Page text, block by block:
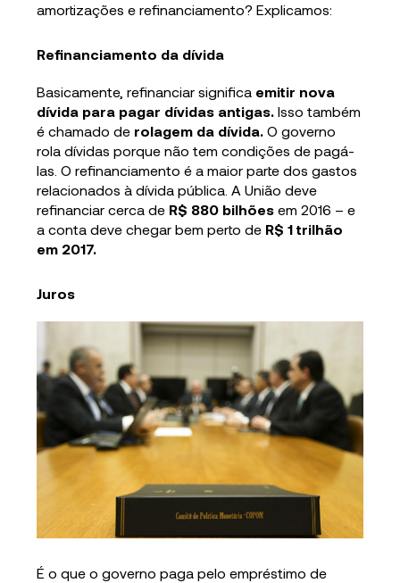
amortizações e refinanciamento? Explicamos:
Refinanciamento da dívida
Basicamente, refinanciar significa emitir nova
dívida para pagar dívidas antigas.Isso também
é chamado de rolagem da dívida.O governo
rola dívidas porque não tem condições de pagá-
las. O refinanciamento é a maior parte dos gastos
relacionados à dívida pública. A União deve
refinanciar cerca de R$ 880 bilhões em 2016 – e
a conta deve chegar bem perto de R$ 1 trilhão
em 2017.
Juros
É o que o governo paga pelo empréstimo de